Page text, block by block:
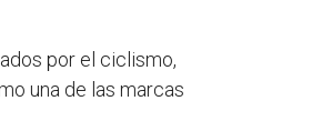
por el ciclismo,
una de las marcas